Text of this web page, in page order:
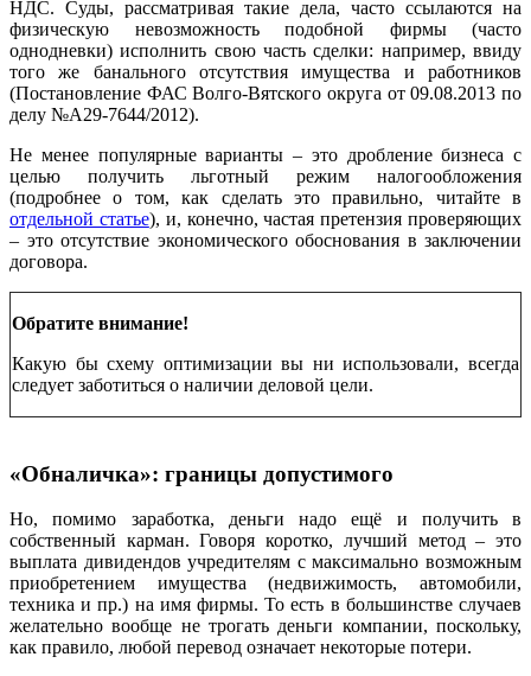
НДС. Суды, рассматривая такие дела, часто ссылаются на
физическую невозможность подобной фирмы (часто
однодневки) исполнить свою часть сделки: например, ввиду
того же банального отсутствия имущества и работников
(Постановление ФАС Волго-Вятского округа от 09.08.2013 по
делу №А29-7644/2012).
Не менее популярные варианты – это дробление бизнеса с
целью получить льготный режим налогообложения
(подробнее о том, как сделать это правильно, читайте в
отдельной статье), и, конечно, частая претензия проверяющих
– это отсутствие экономического обоснования в заключении
договора.
Обратите внимание!
Какую бы схему оптимизации вы ни использовали, всегда
следует заботиться о наличии деловой цели.
«Обналичка»: границы допустимого
Но, помимо заработка, деньги надо ещё и получить в
собственный карман. Говоря коротко, лучший метод – это
выплата дивидендов учредителям с максимально возможным
приобретением имущества (недвижимость, автомобили,
техника и пр.) на имя фирмы. То есть в большинстве случаев
желательно вообще не трогать деньги компании, поскольку,
как правило, любой перевод означает некоторые потери.